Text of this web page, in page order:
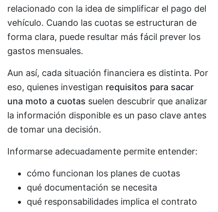
relacionado con la idea de simplificar el pago del
vehículo. Cuando las cuotas se estructuran de
forma clara, puede resultar más fácil prever los
gastos mensuales.
Aun así, cada situación financiera es distinta. Por
eso, quienes investigan requisitos para sacar
una moto a cuotas suelen descubrir que analizar
la información disponible es un paso clave antes
de tomar una decisión.
Informarse adecuadamente permite entender:
cómo funcionan los planes de cuotas
qué documentación se necesita
qué responsabilidades implica el contrato